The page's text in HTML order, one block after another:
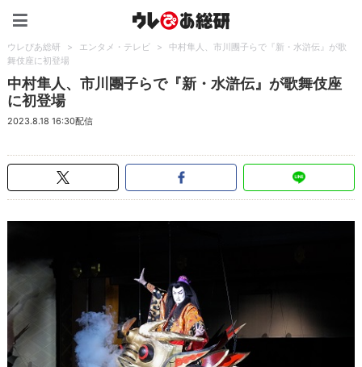
ウレぴあ総研 > エンタメ・テレビ >
中村隼人、市川團子らで『新・水滸伝』が歌
舞伎座に初登場
中村隼人、市川團子らで『新・水滸伝』が歌舞伎座
に初登場
2023.8.18 16:30配信